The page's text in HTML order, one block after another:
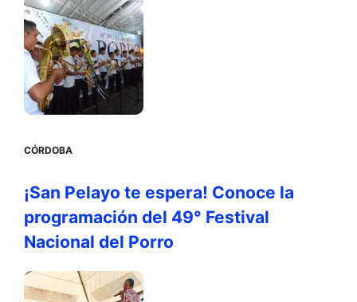
CÓRDOBA
¡San Pelayo te espera! Conoce la
programación del 49° Festival
Nacional del Porro